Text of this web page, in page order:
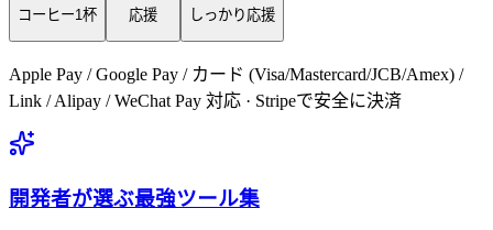
コーヒー1杯 応援 しっかり応援
Apple Pay / Google Pay / カード (Visa/Mastercard/JCB/Amex) /
Link / Alipay / WeChat Pay 対応 · Stripeで安全に決済
開発者が選ぶ最強ツール集